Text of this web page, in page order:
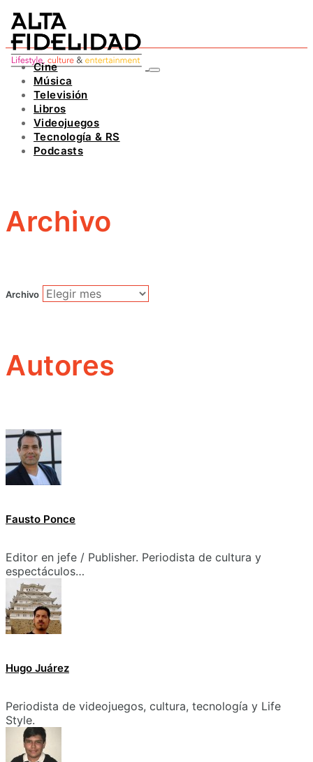
Cine
Música
Televisión
Libros
Videojuegos
Tecnología & RS
Podcasts
Archivo
Archivo
Autores
Fausto Ponce
Editor en jefe / Publisher. Periodista de cultura y
espectáculos…
Hugo Juárez
Periodista de videojuegos, cultura, tecnología y Life
Style.